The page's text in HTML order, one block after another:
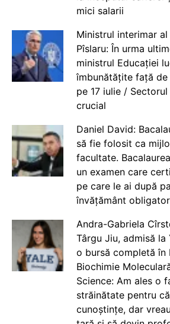
mici salarii
Ministrul interimar
Pîslaru: În urma
ministrul Educației
îmbunătățite față
pe 17 iulie /
crucial
Daniel David:
să fie folosit ca
facultate.
un examen care
pe care le ai după
învățământ
Andra-Gabriela
Târgu Jiu, admisă
o bursă completă în
Biochimie
Science: Am ales o
străinătate pentru
cunoștințe, dar